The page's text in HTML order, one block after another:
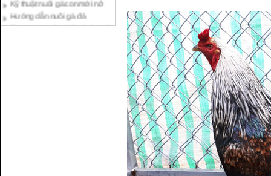
Hướng dẫn nuôi gà đá
Tại sao bạn cần biết cách nuôi
gà chọi ?